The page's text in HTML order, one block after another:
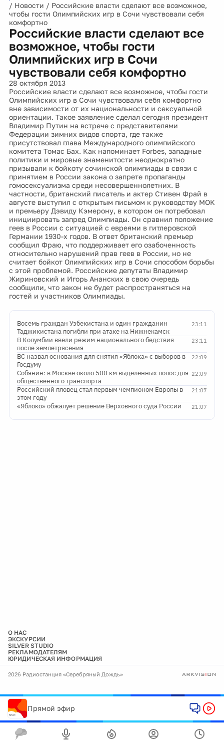
/ Новости / Российские власти сделают все возможное,
чтобы гости Олимпийских игр в Сочи чувствовали себя
комфортно
Российские власти сделают все
возможное, чтобы гости
Олимпийских игр в Сочи
чувствовали себя комфортно
28 октября 2013
Российские власти сделают все возможное, чтобы гости
Олимпийских игр в Сочи чувствовали себя комфортно
вне зависимости от их национальности и сексуальной
ориентации. Такое заявление сделал сегодня президент
Владимир Путин на встрече с представителями
Федерации зимних видов спорта, где также
присутствовал глава Международного олимпийского
комитета Томас Бах. Как напоминает Forbes, западные
политики и мировые знаменитости неоднократно
призывали к бойкоту сочинской олимпиады в связи с
принятием в России закона о запрете пропаганды
гомосексуализма среди несовершеннолетних. В
частности, британский писатель и актер Стивен Фрай в
августе выступил с открытым письмом к руководству МОК
и премьеру Дэвиду Кэмерону, в котором он потребовал
инициировать запред Олимпиады. Он сравнил положение
геев в России с ситуацией с евреями в гитлеровской
Германии 1930-х годов. В ответ британский премьер
сообщил Фраю, что поддерживает его озабоченность
относительно нарушений прав геев в России, но не
считает бойкот Олимпийских игр в Сочи способом борьбы
с этой проблемой. Российские депутаты Владимир
Жириновский и Игорь Ананских в свою очередь
сообщили, что закон не будет распространяться на
гостей и участников Олимпиады.
23:11
Восемь граждан Узбекистана и один гражданин
Таджикистана погибли при атаке на Нижнекамск
23:11
В Колумбии ввели режим национального бедствия
после землетрясения
22:09
ВС назвал основания для снятия «Яблока» с выборов в
Госдуму
22:09
Собянин: в Москве около 500 км выделенных полос для
общественного транспорта
21:07
Российский пловец стал первым чемпионом Европы в
этом году
21:07
«Яблоко» обжалует решение Верховного суда России
О НАС
ЭКСКУРСИИ
SILVER STUDIO
РЕКЛАМОДАТЕЛЯМ
ЮРИДИЧЕСКАЯ ИНФОРМАЦИЯ
2026 Радиостанция «Серебряный Дождь»
Прямой эфир